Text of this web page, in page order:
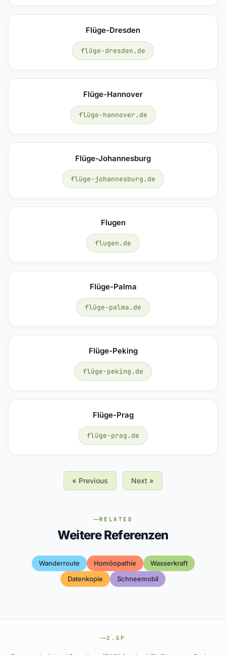
Flüge-Dresden
flüge-dresden.de
Flüge-Hannover
flüge-hannover.de
Flüge-Johannesburg
flüge-johannesburg.de
Flugen
flugen.de
Flüge-Palma
flüge-palma.de
Flüge-Peking
flüge-peking.de
Flüge-Prag
flüge-prag.de
« Previous Next »
RELATED
Weitere Referenzen
Wanderroute Homöopathie
Wasserkraft
Datenkopie
Schneemobil
2.GP